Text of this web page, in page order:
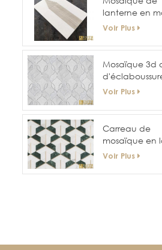
lanterne en
blanc est
Voir Plus
Mosaïque 3d
arrière de
irrégulière
Voir Plus
Carreau de
mosaïque en
géométrique
Voir Plus